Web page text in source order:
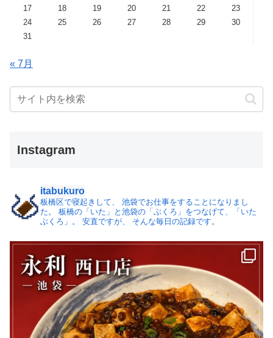
17
18 19 20 21 22
23
24
25 26 27 28 29
30
31
« 7月
Instagram
itabukuro
板橋区で寝起きして、
池袋でお仕事をすることになりまし
た。
板橋の「いた」と池袋の「ぶくろ」をつなげて、「いた
ぶくろ」。
安直ですが、 そんな毎日の記録です。